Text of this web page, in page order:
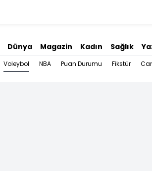
Dünya Magazin Kadın Sağlık
Voleybol NBA Puan Durumu Fikstür